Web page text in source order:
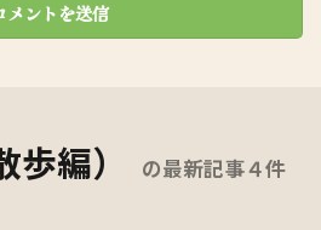
編） の最新記事４件